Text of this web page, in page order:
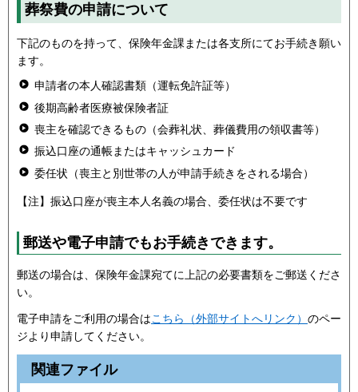
葬祭費の申請について
下記のものを持って、保険年金課または各支所にてお手続き願い
ます。
申請者の本人確認書類（運転免許証等）
後期高齢者医療被保険者証
喪主を確認できるもの（会葬礼状、葬儀費用の領収書等）
振込口座の通帳またはキャッシュカード
委任状（喪主と別世帯の人が申請手続きをされる場合）
【注】振込口座が喪主本人名義の場合、委任状は不要です
郵送や電子申請でもお手続きできます。
郵送の場合は、保険年金課宛てに上記の必要書類をご郵送くださ
い。
電子申請をご利用の場合はこちら（外部サイトへリンク） のペー
ジより申請してください。
関連ファイル